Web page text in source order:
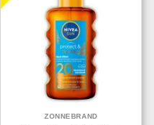
ZONNEBRAND